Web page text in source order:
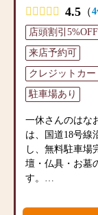
さいませ.
ト、お神輿、地
ング石材、ペッ
石、墓石用品、
園、庭灯篭、他
◎営業時間9：30
定休日：水曜日
曜日
【近隣の墓地情
●長野市霊園（浅
長野市浅川清水
のどかな環境の
昭和48年に開園
北長野駅から車
お線香やローソ
ーアレンジメン
物商品の品揃え
います。
専門店として地
ご要望にお応え
う、商品情報に
ます。
【店舗情報】
一休さんのはな
店は、県道77号
応えできるよう
ります。
【ご希望やお悩
ください】
私たちは商品を
けでなく、お客
のお気持ちに寄
と思っておりま
お客様のお話を
るよう、プロの
ーが丁寧に対応
4.5 （
店頭割引5%OFF
来店予約可
クレジットカー
駐車場あり
一休さんのはな
は、国道18号線
し、無料駐車場
壇・仏具・お墓
す。
客を心がけてお